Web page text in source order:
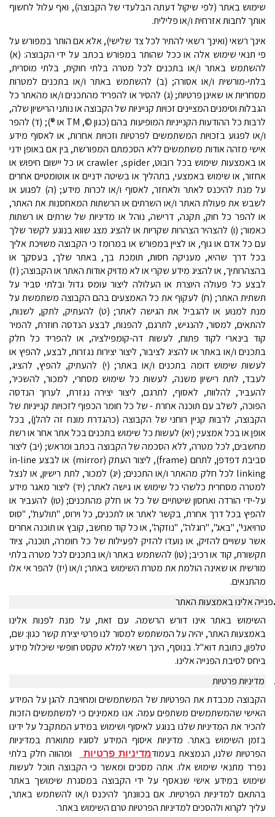
שימוש באתר (לפי שיקול דעתה הבלעדי של הקבוצה), ואף עלול לחשוף
אותך לחבות אזרחית ו/או פלילית.
אינך רשאי (ואינך רשאי להתיר לכל צד שלישי), אלא אם הותר במפורש על
פי תנאי שימוש אלה או ככל שהותר במפורש בכתב על ידי הקבוצה: (א)
להשתמש באתר ו/או בתכנים לכל מטרה בלתי חוקית, בלתי מוסרית,
בלתי-מורשית ו/או אסורה; (ב) להשתמש באתר ו/או בתכנים למטרות
מסחריות או שאינן פרטיות; (ג) להסיר או להפריד מהתכנים ו/או מהאתר כל
הגבלות וסימנים המציינים זכויות קנייניות של הקבוצה או נותני הרישיון שלה,
לרבות כל ההודעות הקנייניות המופיעות בהם (כגון©
,
TMאו®); (ד) להפר
ו/או לפגוע בזכויות המשתמשים לפרטיות וזכויות אחרות, או לאסוף מידע
אישי מזהה אודות משתמשים ללא הסכמתם המפורשת, בין אם באופן ידני
או באמצעות שימוש בכל רובוט,spider
,
crawlerאו כל יישום חיפוש או
אחזור, או שימוש באמצעי, בתהליך או בשיטה ידניים או אוטומטיים אחרים
על מנת להיכנס לאתר ולאחזר, לאסוף ו/או לכרות מידע; (ה) לפגוע או
לשבש את פעולת האתר ו/או השרתים או הרשתות המאחסנות את האתר,
או להפר כל חוק, תקנה, דרישה, נוהל או מדיניות של שרתים או רשתות
כאמור; (ו) להצהיר הצהרות שקריות או להציג מצג שווא בנוגע לקשר שלך
עם כל אדם או גוף, או לציין במפורש או במרומז כי הקבוצה משויכת אליך
בכל דרך שהיא, מעניקה חסות, תומכת בך, באתר שלך, בעסקך או
בהצהרותיך, או להציג מידע שקרי או לא מדויק אודות האתר או הקבוצה; (ז)
לבצע כל פעולה היוצרת או העלולה ליצור עומס גדול ובלתי סביר על
תשתית האתר; (ח) לעקוף את כל האמצעים בהם הקבוצה משתמשת על
מנת למנוע או להגביל את הגישה לאתר; (ט) להעתיק, לתקן, לשנות,
להתאים, למסור, להנגיש, לתרגם, להפנות, לבצע הנדסה חוזרת, להמיר
קוד בינארי לקוד פתוח, לעשות דה-קומפילציה, או להפריד כל חלק
בתכנים ו/או באתר או להציג לציבור, ליצור יצירות נגזרות, לבצע, להפיץ או
לעשות שימוש דומה בתכנים ו/או באתר; (י) להעתיק, להפיץ, להציג,
לעבד, לתת רישיון משנה, לעשות כל שימוש מסחרי, למכור, להשכיר,
להעביר, להלוות, לאסוף, לתרגם, ליצור יצירה נגזרת, לערוך הנדסה
הפוכה, לשלב עם תוכנה אחרת - של כל חומר הכפוף לזכויות קנייניות של
הקבוצה, לרבות קניין רוחני של הקבוצה (כהגדרת מונח זה להלן), בכל
אופן או בכל אמצעי; (יא) לעשות כל שימוש בתכנים בכל אתר אחר או רשת
מחשבים, לכל מטרה, ללא הסכמה של הקבוצה בכתב ומראש; (יב) ליצור
סביבת דפדפן, לתחם (frame), ליצור העתק (mirror) או לבצע in-line
linking לכל חלק מהאתר ו/או התכנים; (יג) למכור, לתת רישיון, או לנצל
למטרה מסחרית כלשהי כל שימוש או גישה לאתר; (יד) ליצור מאגר מידע
על-ידי הורדה ואחסון שיטתיים של כל או חלק מהתכנים; (טו) להעביר או
להפיץ בכל דרך אחרת, בקשר לאתר או לתכנים, כל וירוס, "תולעת", "סוס
טרויאני", "באג", "רוגלה", "נוזקה", או כל קוד מחשב, קובץ או תוכנה אחרים
אשר עשויים להזיק, או נועדו להזיק לפעילות של כל חומרה, תוכנה, ציוד
תקשורת, קוד או רכיב; (טו) להשתמש באתר ו/או בתכנים לכל מטרה בלתי
מורשית או שאינה הולמת את מטרת השימוש באתר; ו/או (יז) להפר אי אלו
מהתנאים.
.פנייה אלינו באמצעות האתר
השימוש באתר אינו דורש הרשמה. עם זאת, על מנת לפנות אלינו
באמצעות האתר, יהיה על המשתמש למסור לנו פרטי יצירת קשר כגון: שם,
טלפון, כתובת דוא"ל. בנוסף, הינך רשאי למלא טקסט חופשי שיכלול מידע
ביחס לסיבת הפנייה אלינו.
מדיניות פרטיות
הקבוצה מכבדת את הפרטיות של המשתמשים ומחויבת להגן על המידע
האישי שהמשתמשים משתפים עמה. אנו מאמינים כי למשתמשים הזכות
להכיר את המדיניות שלנו בנוגע לאיסוף ושימוש במידע המתקבל על ידינו
בזמן השימוש באתר. מדיניות איסוף המידע לסוגיו מתוארת במדיניות
הפרטיות שלנו, הנמצאת בעמודמדיניות פרטיות
ומהווה חלק בלתי
נפרד מתנאי שימוש אלו. אתה מסכים ומאשר כי הקבוצה תוכל לעשות
שימוש במידע אישי שנאסף על ידי הקבוצה במסגרת שימושך באתר
בהתאם למדיניות הפרטיות. אם בכוונתך להיכנס ו/או להשתמש באתר,
עליך לקרוא ולהסכים למדיניות הפרטיות טרם השימוש באתר.